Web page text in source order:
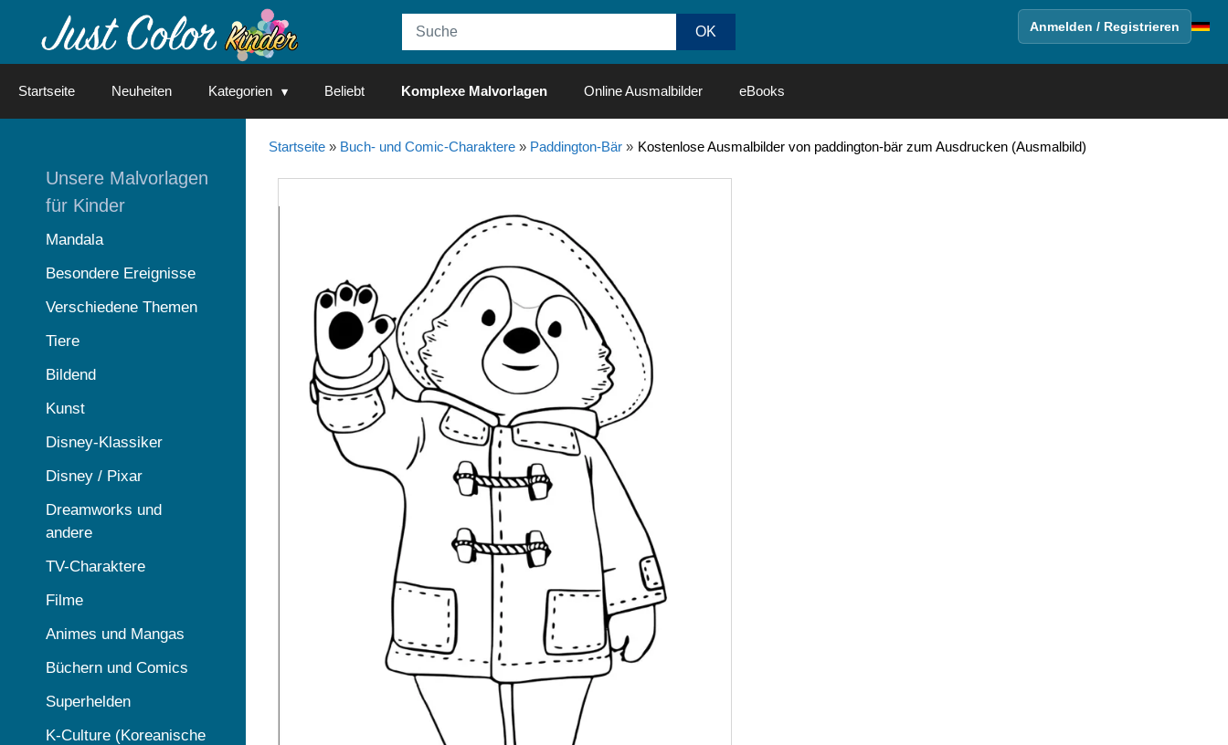
Anmelden / Registrieren
Startseite Neuheiten Kategorien Beliebt Komplexe Malvorlagen Online Ausmalbilder eBooks
Startseite» Buch- und Comic-Charaktere» Paddington-Bär» Kostenlose Ausmalbilder von paddington-bär zum Ausdrucken (Ausmalbild)
Unsere Malvorlagen
für Kinder
Mandala
Besondere Ereignisse
Verschiedene Themen
Tiere
Bildend
Kunst
Disney-Klassiker
Disney / Pixar
Dreamworks und
andere
TV-Charaktere
Filme
Animes und Mangas
Büchern und Comics
Superhelden
K-Culture (Koreanische